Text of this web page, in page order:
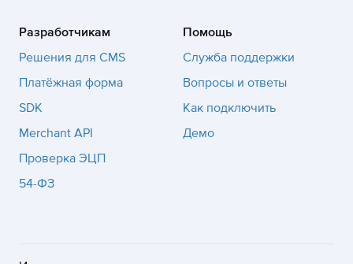
Разработчикам
Решения для CMS
Платёжная форма
SDK
Merchant API
Проверка ЭЦП
54-ФЗ
Помощь
Служба поддержки
Вопросы и ответы
Как подключить
Демо